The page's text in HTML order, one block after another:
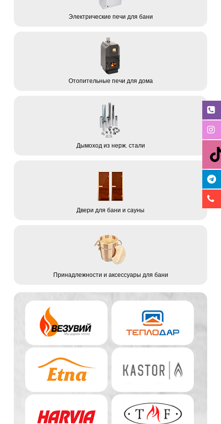
Электрические печи для бани
Отопительные печи для дома
Дымоход из нерж. стали
Двери для бани и сауны
Принадлежности и аксессуары для бани